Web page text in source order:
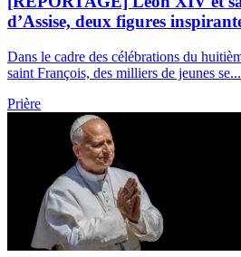
d’Assise, deux figures
Dans le cadre des célébrations du
saint François, des milliers de jeunes se...
Prière